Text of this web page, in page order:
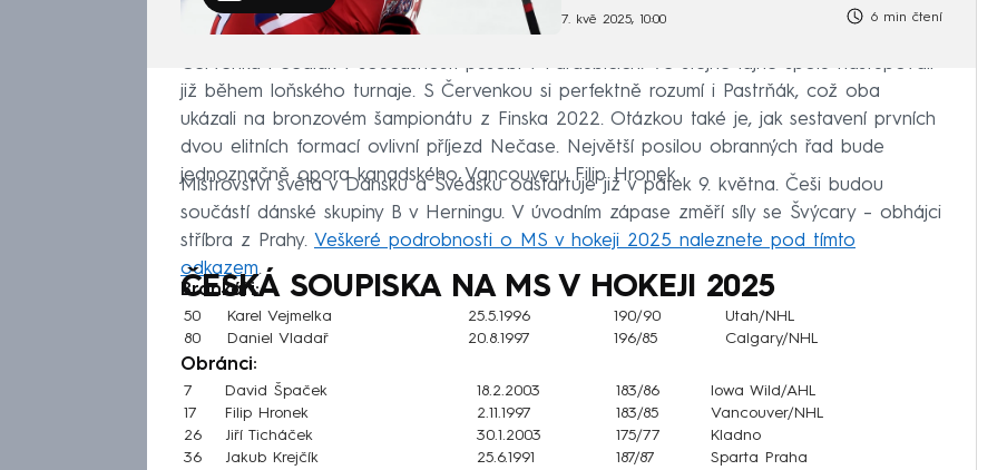
7. kvě 2025, 10:00 6 min čtení
Červenka i Sedlák v současnosti působí v Pardubicích. Ve stejné lajně spolu nastupovali
již během loňského turnaje. S Červenkou si perfektně rozumí i Pastrňák, což oba
ukázali na bronzovém šampionátu z Finska 2022. Otázkou také je, jak sestavení prvních
dvou elitních formací ovlivní příjezd Nečase. Největší posilou obranných řad bude
jednoznačně opora kanadského Vancouveru Filip Hronek.
Mistrovství světa v Dánsku a Švédsku odstartuje již v pátek 9. května. Češi budou
součástí dánské skupiny B v Herningu. V úvodním zápase změří síly se Švýcary – obhájci
stříbra z Prahy. Veškeré podrobnosti o MS v hokeji 2025 naleznete pod tímto
odkazem.
ČESKÁ SOUPISKA NA MS V HOKEJI 2025
Brankáři:
50 Karel Vejmelka 25.5.1996 190/90
Utah/NHL
80
Daniel Vladař 20.8.1997 196/85 Calgary/NHL
Obránci:
7 David Špaček 18.2.2003 183/86
Iowa Wild/AHL
17
Filip Hronek 2.11.1997 183/85
Vancouver/NHL
26
Jiří Ticháček 30.1.2003 175/77
Kladno
36
Jakub Krejčík 25.6.1991 187/87
Sparta Praha